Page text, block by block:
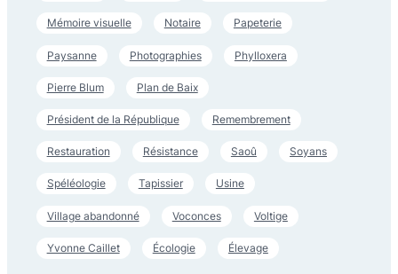
Mémoire visuelle Notaire Papeterie
Paysanne Photographies Phylloxera
Pierre Blum Plan de Baix
Président de la République Remembrement
Restauration Résistance Saoû Soyans
Spéléologie Tapissier Usine
Village abandonné Voconces Voltige
Yvonne Caillet Écologie Élevage